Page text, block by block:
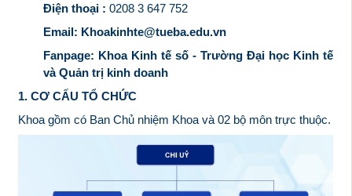
Điện thoại : 0208 3 647 752
Email: Khoakinhte@tueba.edu.vn
Fanpage: Khoa Kinh tế số - Trường Đại học Kinh tế
và Quản trị kinh doanh
1. CƠ CẤU TỔ CHỨC
Khoa gồm có Ban Chủ nhiệm Khoa và 02 bộ môn trực thuộc.